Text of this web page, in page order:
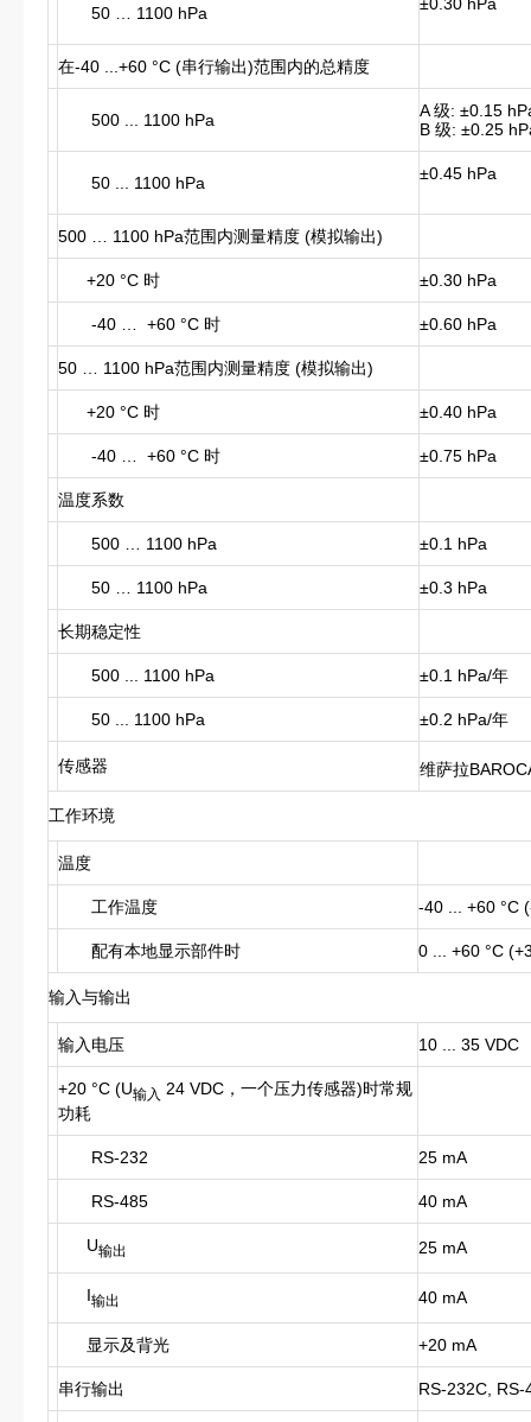
50 … 1100 hPa
在-40 ...+60 °C (串行输出)范围内的总精度
500 ... 1100 hPa
A 级: ±0.15
B 级: ±0.25
50 ... 1100 hPa ±0.45 hPa
500 … 1100 hPa范围内测量精度 (模拟输出)
+20 °C 时 ±0.30 hPa
-40 … +60 °C 时 ±0.60 hPa
50 … 1100 hPa范围内测量精度 (模拟输出)
+20 °C 时 ±0.40 hPa
-40 … +60 °C 时 ±0.75 hPa
温度系数
500 … 1100 hPa ±0.1 hPa
50 … 1100 hPa ±0.3 hPa
长期稳定性
500 ... 1100 hPa ±0.1 hPa/年
50 ... 1100 hPa ±0.2 hPa/年
传感器 维萨拉
工作环境
温度
工作温度 -40 ... +60 °C
配有本地显示部件时 0 ... +60 °C
输入与输出
输入电压 10 ... 35 VDC
+20 °C (U输入
24 VDC，一个压力传感器)时常规
功耗
RS-232 25 mA
RS-485 40 mA
U输出 25 mA
I输出 40 mA
显示及背光 +20 mA
串行输出 RS-232C, RS-